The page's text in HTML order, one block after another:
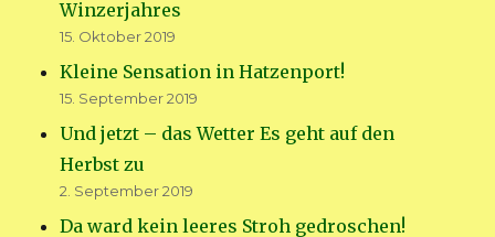
Winzerjahres
15. Oktober 2019
Kleine Sensation in Hatzenport!
15. September 2019
Und jetzt – das Wetter Es geht auf den
Herbst zu
2. September 2019
Da ward kein leeres Stroh gedroschen!